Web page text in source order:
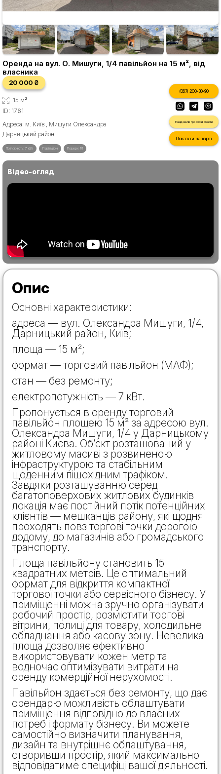
Оренда на вул. О. Мишуги, 1/4 павільйон на 15 м², від
власника
20 000 ₴
15 м²
ID: 1761
Адреса: м. Київ , Мишуги Олександра
Дарницький район
(067) 200-30-90
Повідомити про схожі об'єкти
Показати на карті
Потужність: 7 кВт Павільйон Поверх 1/1
Відео-огляд
Опис
Основні характеристики:
адреса — вул. Олександра Мишуги, 1/4,
Дарницький район, Київ;
площа — 15 м²;
формат — торговий павільйон (МАФ);
стан — без ремонту;
електропотужність — 7 кВт.
Пропонується в оренду торговий
павільйон площею 15 м² за адресою вул.
Олександра Мишуги, 1/4 у Дарницькому
районі Києва. Об’єкт розташований у
житловому масиві з розвиненою
інфраструктурою та стабільним
щоденним пішохідним трафіком.
Завдяки розташуванню серед
багатоповерхових житлових будинків
локація має постійний потік потенційних
клієнтів — мешканців району, які щодня
проходять повз торгові точки дорогою
додому, до магазинів або громадського
транспорту.
Площа павільйону становить 15
квадратних метрів. Це оптимальний
формат для відкриття компактної
торгової точки або сервісного бізнесу. У
приміщенні можна зручно організувати
робочий простір, розмістити торгові
вітрини, полиці для товару, холодильне
обладнання або касову зону. Невелика
площа дозволяє ефективно
використовувати кожен метр та
водночас оптимізувати витрати на
оренду комерційної нерухомості.
Павільйон здається без ремонту, що дає
орендарю можливість облаштувати
приміщення відповідно до власних
потреб і формату бізнесу. Ви можете
самостійно визначити планування,
дизайн та внутрішнє облаштування,
створивши простір, який максимально
відповідатиме специфіці вашої діяльності.